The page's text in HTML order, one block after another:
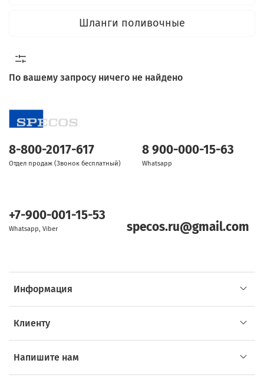
Шланги поливочные
По вашему запросу ничего не найдено
Информация
Клиенту
Напишите нам
8-800-2017-617
Отдел продаж (Звонок бесплатный)
8 900-000-15-63
Whatsapp
+7-900-001-15-53
Whatsapp, Viber specos.ru@gmail.com